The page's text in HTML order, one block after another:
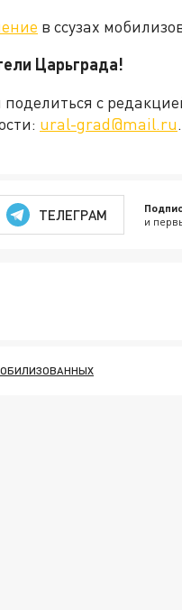
в ссузах
Царьграда!
поделиться с
ural-grad@mail.ru.
ТЕЛЕГРАМ и